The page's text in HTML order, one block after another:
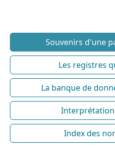
Souvenirs d'une
Les registres
La banque de
Index des